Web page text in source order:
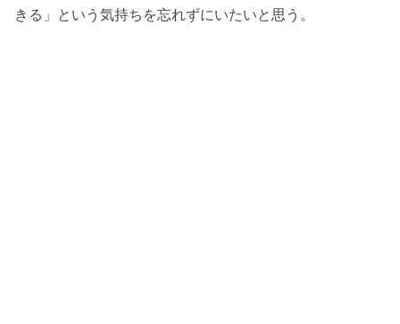
きる」という気持ちを忘れずにいたいと思う。